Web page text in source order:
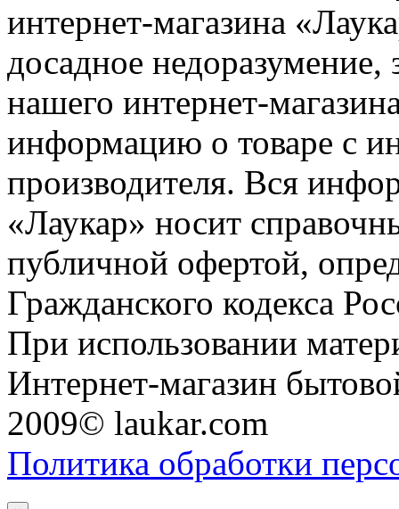
интернет-магазина
досадное недоразумение,
нашего интернет-
информацию о товаре с
производителя. Вся
«Лаукар» носит
публичной офертой,
Гражданского кодекса
При использовании
Интернет-магазин
2009© laukar.com
Политика обработки